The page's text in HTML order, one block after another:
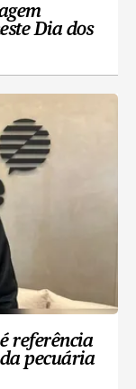
Dia dos
referência
pecuária